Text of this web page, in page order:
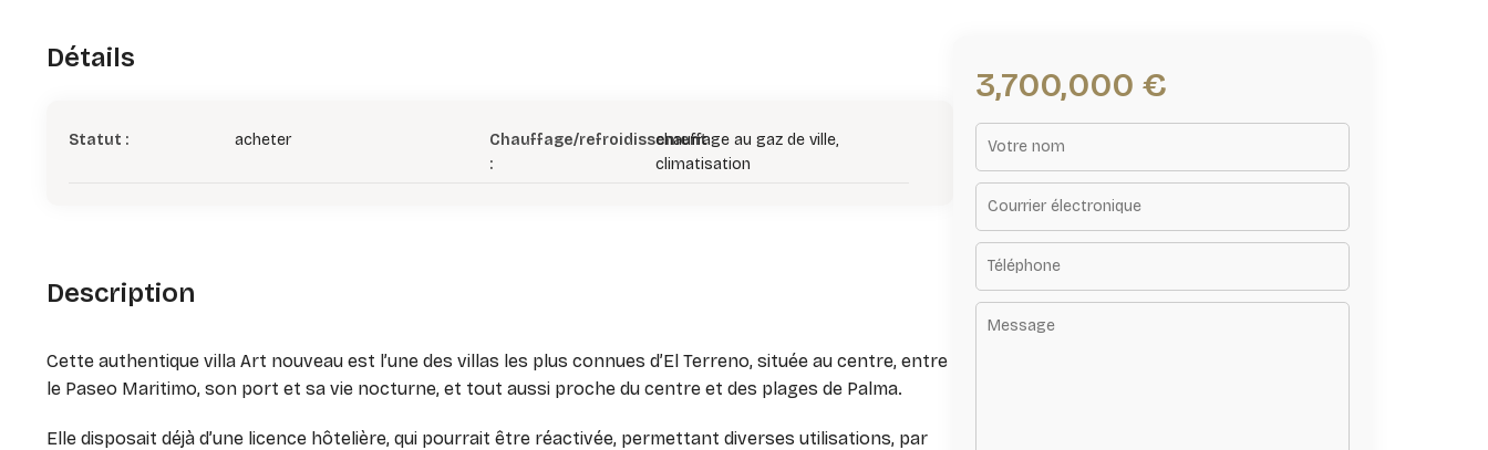
Détails
Statut : acheter
Chauffage/refroidissement
:
chauffage au gaz de ville,
climatisation
Description
Cette authentique villa Art nouveau est l’une des villas les plus connues d’El Terreno, située au centre, entre
le Paseo Maritimo, son port et sa vie nocturne, et tout aussi proche du centre et des plages de Palma.
Elle disposait déjà d’une licence hôtelière, qui pourrait être réactivée, permettant diverses utilisations, par
3,700,000 €